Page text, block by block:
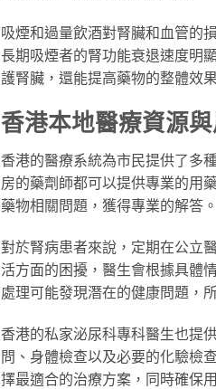
吸煙和過量飲酒對腎臟和血管的
長期吸煙者的腎功能衰退速度明
護腎臟，還能提高藥物的整體效
香港本地醫療資源
香港的醫療系統為市民提供了多
房的藥劑師都可以提供專業的用
藥物相關問題，獲得專業的解答。
對於腎病患者來說，定期在公立
活方面的困擾，醫生會根據具體
處理可能發現潛在的健康問題，
香港的私家泌尿科專科醫生也提
問、身體檢查以及必要的化驗檢
擇最適合的治療方案，同時確保